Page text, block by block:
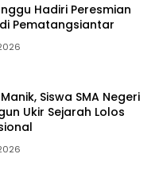
Hadiri Peresmian
Pematangsiantar
Siswa SMA Negeri
Ukir Sejarah Lolos